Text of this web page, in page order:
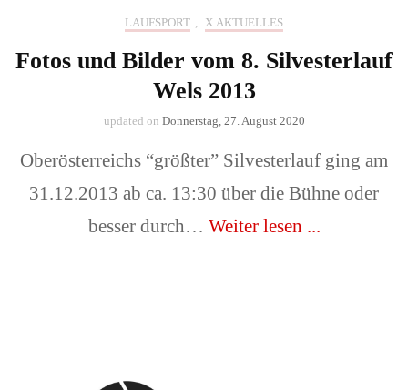
LAUFSPORT , X.AKTUELLES
Fotos und Bilder vom 8. Silvesterlauf
Wels 2013
updated on Donnerstag, 27. August 2020
Oberösterreichs “größter” Silvesterlauf ging am
31.12.2013 ab ca. 13:30 über die Bühne oder
besser durch… Weiter lesen ...